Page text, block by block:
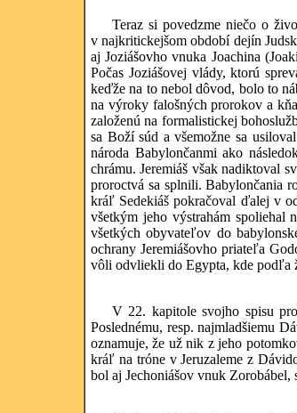
Teraz si povedzme niečo o
v najkritickejšom období dejín
aj Joziášovho vnuka Joachina
Počas Joziášovej vlády, ktorú
keďže na to nebol dôvod, bolo to
na výroky falošných prorokov a
založenú na formalistickej
sa Boží súd a všemožne sa
národa Babylončanmi ako
chrámu. Jeremiáš však nadiktoval
proroctvá sa splnili. Babylončania
kráľ Sedekiáš pokračoval ďalej v
všetkým jeho výstrahám spoliehal
všetkých obyvateľov do
ochrany Jeremiášovho priateľa
vôli odvliekli do Egypta, kde podľa
V 22. kapitole svojho spisu
Poslednému, resp. najmladšiemu
oznamuje, že už nik z jeho
kráľ na tróne v Jeruzaleme z
bol aj Jechoniášov vnuk